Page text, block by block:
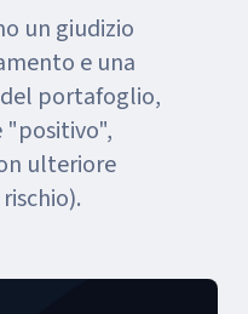
un giudizio
e una
portafoglio,
"positivo",
ulteriore